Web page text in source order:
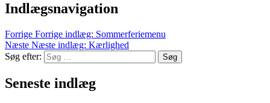
Indlægsnavigation
Forrige Forrige indlæg: Sommerferiemenu
Næste Næste indlæg: Kærlighed
Søg efter:
Søg
Seneste indlæg